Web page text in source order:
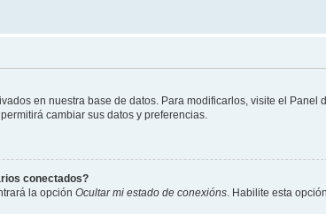
en nuestra base de datos. Para modificarlos, visite el
cambiar sus datos y preferencias.
conectados?
la opción Ocultar mi estado de conexións . Habilite esta